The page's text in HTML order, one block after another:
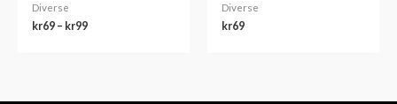
Diverse
kr69 – kr99
Diverse
kr69